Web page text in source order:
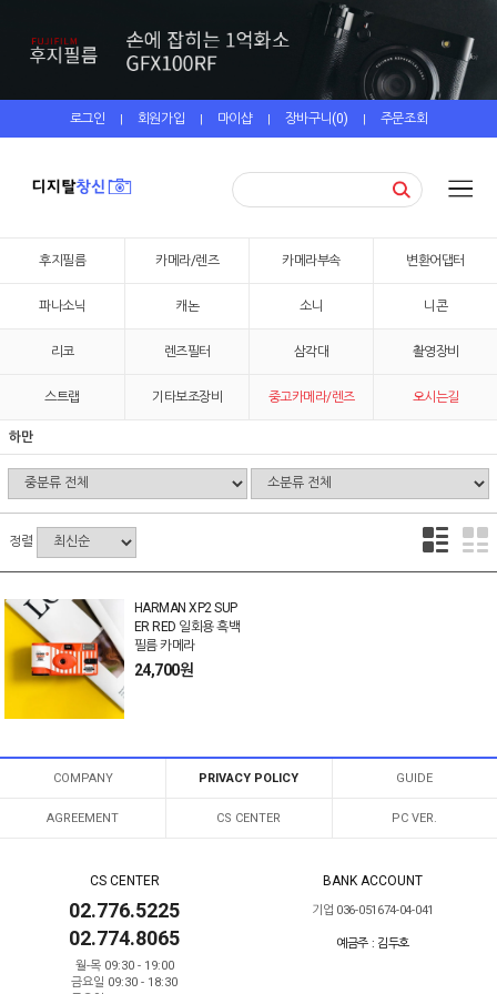
로그인 | 회원가입 | 마이샵 | 장바구니(0) | 주문조회
후지필름 카메라/렌즈 카메라부속 변환어댑터
파나소닉 캐논 소니 니콘
리코 렌즈필터 삼각대 촬영장비
스트랩 기타보조장비 중고카메라/렌즈 오시는길
하만
정렬
HARMAN XP2 SUP
ER RED 일회용 흑백
필름 카메라
24,700원
COMPANY PRIVACY POLICY GUIDE
AGREEMENT CS CENTER PC VER.
CS CENTER
02.776.5225
02.774.8065
월-목 09:30 - 19:00
금요일 09:30 - 18:30
BANK ACCOUNT
기업 036-051674-04-041
예금주 : 김두호